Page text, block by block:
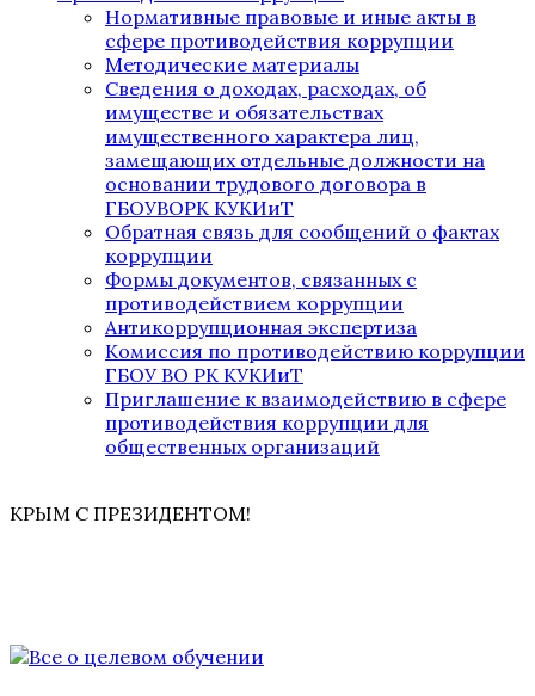
Нормативные правовые и иные акты в
сфере противодействия коррупции
Методические материалы
Сведения о доходах, расходах, об
имуществе и обязательствах
имущественного характера лиц,
замещающих отдельные должности на
основании трудового договора в
ГБОУВОРК КУКИиТ
Обратная связь для сообщений о фактах
коррупции
Формы документов, связанных с
противодействием коррупции
Антикоррупционная экспертиза
Комиссия по противодействию коррупции
ГБОУ ВО РК КУКИиТ
Приглашение к взаимодействию в сфере
противодействия коррупции для
общественных организаций
КРЫМ С ПРЕЗИДЕНТОМ!